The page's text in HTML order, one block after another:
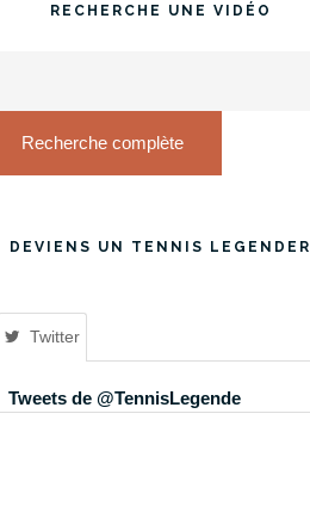
RECHERCHE UNE VIDÉO
Recherche complète
DEVIENS UN TENNIS LEGENDER
Twitter
Tweets de @TennisLegende